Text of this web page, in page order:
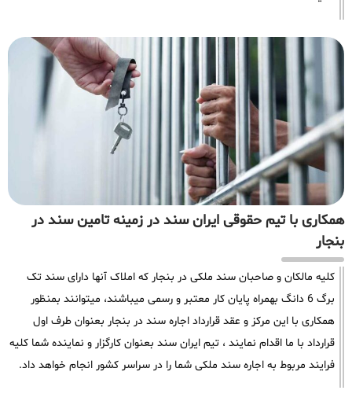
همکاری با تیم حقوقی ایران سند در زمینه تامین سند در
بنجار
کلیه مالکان و صاحبان سند ملکی در بنجار که املاک آنها دارای سند تک
برگ 6 دانگ بهمراه پایان کار معتبر و رسمی میباشند، میتوانند بمنظور
همکاری با این مرکز و عقد قرارداد اجاره سند در بنجار بعنوان طرف اول
قرارداد با ما اقدام نمایند ، تیم ایران سند بعنوان کارگزار و نماینده شما کلیه
فرایند مربوط به اجاره سند ملکی شما را در سراسر کشور انجام خواهد داد.